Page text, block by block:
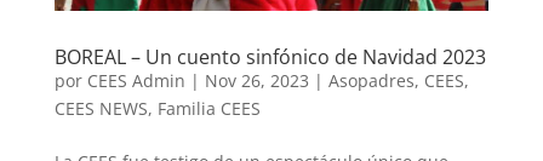
BOREAL – Un cuento sinfónico de Navidad 2023
por CEES Admin | Nov 26, 2023 | Asopadres, CEES,
CEES NEWS, Familia CEES